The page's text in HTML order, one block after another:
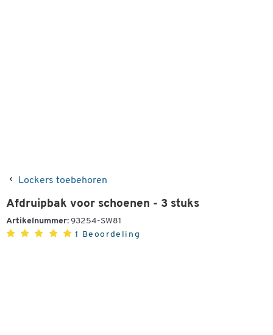
Lockers toebehoren
Afdruipbak voor schoenen - 3 stuks
Artikelnummer: 93254-SW81
1 Beoordeling